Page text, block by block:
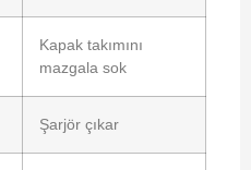
Kapak takımını
mazgala sok
Şarjör çıkar